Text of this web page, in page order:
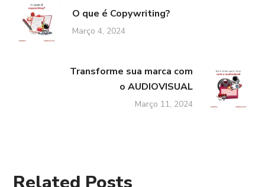
O que é Copywriting?
Março 4, 2024
Transforme sua marca com
o AUDIOVISUAL
Março 11, 2024